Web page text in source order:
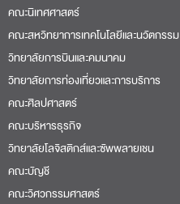
คณะนิเทศศาสตร์
คณะสหวิทยาการเทคโนโลยีและนวัตกรรม
วิทยาลัยการบินและคมนาคม
วิทยาลัยการท่องเที่ยวและการบริการ
คณะศิลปศาสตร์
คณะบริหารธุรกิจ
วิทยาลัยโลจิสติกส์และซัพพลายเชน
คณะบัญชี
คณะวิศวกรรมศาสตร์